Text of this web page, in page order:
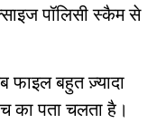
पॉलिसी स्कैम से
फाइल बहुत ज़्यादा
का पता चलता है।